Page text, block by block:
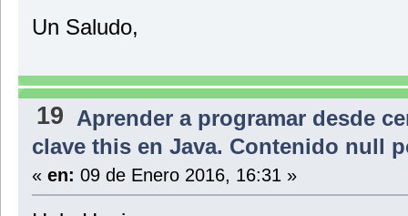
Un Saludo,
19 Aprender a programar desde
clave this en Java. Contenido null
« en: 09 de Enero 2016, 16:31 »